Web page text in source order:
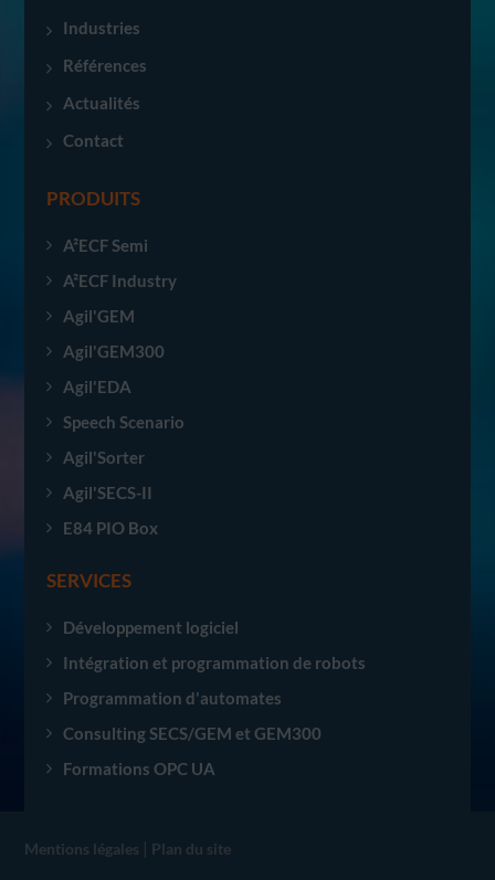
Industries
Références
Actualités
Contact
PRODUITS
A²ECF Semi
A²ECF Industry
Agil'GEM
Agil'GEM300
Agil'EDA
Speech Scenario
Agil'Sorter
Agil'SECS-II
E84 PIO Box
SERVICES
Développement logiciel
Intégration et programmation de robots
Programmation d'automates
Consulting SECS/GEM et GEM300
Formations OPC UA
Mentions légales | Plan du site